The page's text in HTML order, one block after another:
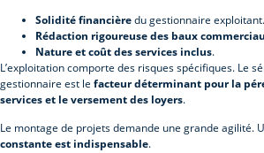
Solidité financièredu gestionnaire exploitant.
Rédaction rigoureuse des baux
Nature et coût des services inclus.
L’exploitation comporte des risques spécifiques. Le
gestionnaire est le facteur déterminant pour la
services et le versement des loyers.
Le montage de projets demande une grande agilité.
constante est indispensable.